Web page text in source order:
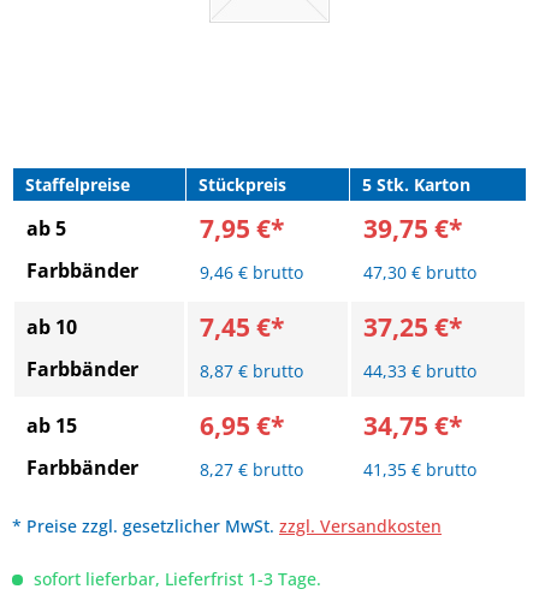
Staffelpreise Stückpreis 5 Stk. Karton
ab 5
Farbbänder
7,95 €*
9,46 € brutto
39,75 €*
47,30 € brutto
ab 10
Farbbänder
7,45 €*
8,87 € brutto
37,25 €*
44,33 € brutto
ab 15
Farbbänder
6,95 €*
8,27 € brutto
34,75 €*
41,35 € brutto
* Preise zzgl. gesetzlicher MwSt. zzgl. Versandkosten
sofort lieferbar, Lieferfrist 1-3 Tage.